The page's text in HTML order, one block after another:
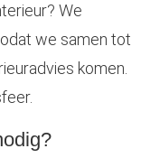
We
we samen tot
komen.